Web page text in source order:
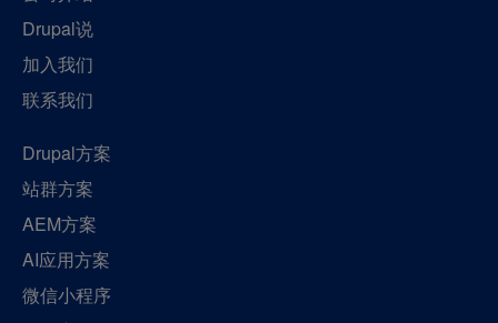
Drupal说
加入我们
联系我们
Drupal方案
站群方案
AEM方案
AI应用方案
微信小程序